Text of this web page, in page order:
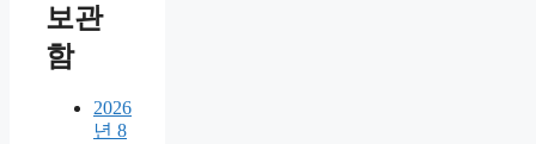
보관
함
2026
년 8